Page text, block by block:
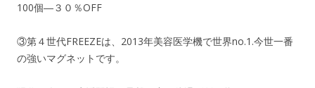
100個―３０％OFF
③第４世代FREEZEは、2013年美容医学機で世界no.1.今世一番
の強いマグネットです。